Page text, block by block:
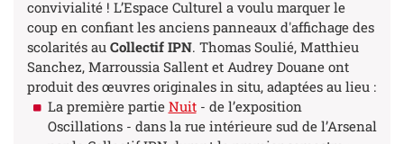
convivialité ! L’Espace Culturel a voulu marquer le
coup en confiant les anciens panneaux d'affichage des
scolarités au Collectif IPN. Thomas Soulié, Matthieu
Sanchez, Marroussia Sallent et Audrey Douane ont
produit des œuvres originales in situ, adaptées au lieu :
La première partie Nuit- de l’exposition
Oscillations - dans la rue intérieure sud de l’Arsenal